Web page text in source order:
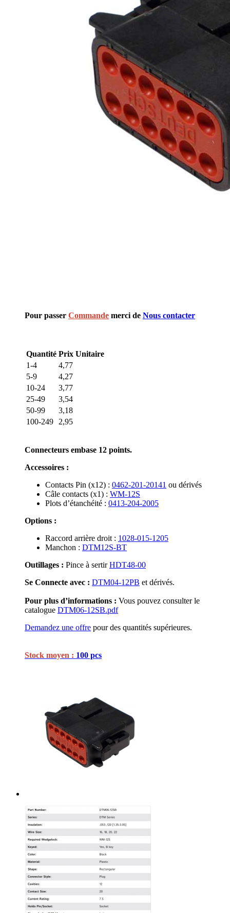
Pour passer Commande merci de Nous contacter
Quantité Prix Unitaire
1-4
4,77
5-9
4,27
10-24
3,77
25-49
3,54
50-99
3,18
100-249
2,95
Connecteurs embase 12 points.
Accessoires :
Contacts Pin (x12) : 0462-201-20141 ou dérivés
Câle contacts (x1) : WM-12S
Plots d’étanchéité : 0413-204-2005
Options :
Raccord arrière droit : 1028-015-1205
Manchon : DTM12S-BT
Outillages : Pince à sertirHDT48-00
Se Connecte avec : DTM04-12PB et dérivés.
Pour plus d’informations : Vous pouvez consulter le
catalogue DTM06-12SB.pdf
Demandez une offre pour des quantités supérieures.
Stock moyen : 100 pcs